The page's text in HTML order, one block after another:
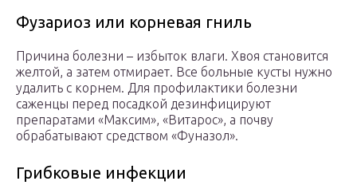
Фузариоз или корневая гниль
Причина болезни – избыток влаги. Хвоя становится
желтой, а затем отмирает. Все больные кусты нужно
удалить с корнем. Для профилактики болезни
саженцы перед посадкой дезинфицируют
препаратами «Максим», «Витарос», а почву
обрабатывают средством «Фуназол».
Грибковые инфекции